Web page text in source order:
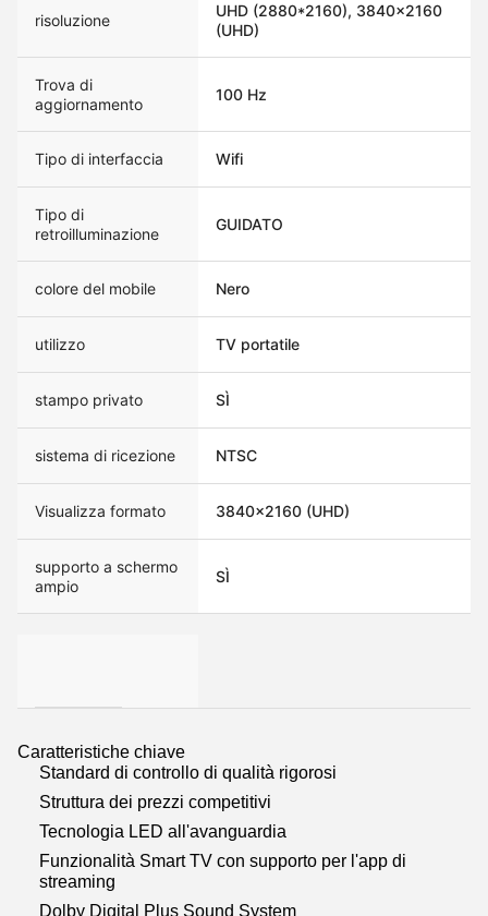
risoluzione
UHD (2880*2160), 3840x2160
(UHD)
Trova di
aggiornamento
100 Hz
Tipo di interfaccia Wifi
Tipo di
retroilluminazione
GUIDATO
colore del mobile Nero
utilizzo TV portatile
stampo privato SÌ
sistema di ricezione NTSC
Visualizza formato 3840x2160 (UHD)
supporto a schermo
ampio
SÌ
Caratteristiche chiave
Standard di controllo di qualità rigorosi
Struttura dei prezzi competitivi
Tecnologia LED all'avanguardia
Funzionalità Smart TV con supporto per l'app di
streaming
Dolby Digital Plus Sound System